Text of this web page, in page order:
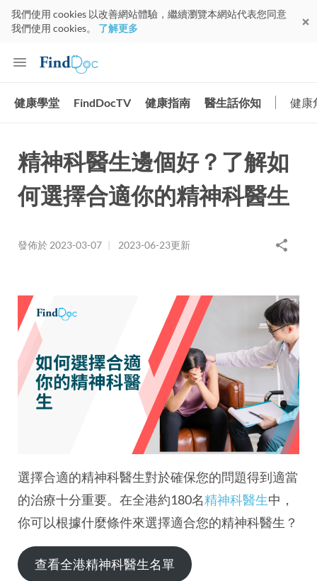
我們使用 cookies 以改善網站體驗，繼續瀏覽本網站代表您同意
我們使用 cookies。 了解更多
健康學堂 FindDocTV 健康指南 醫生話你知 健康
精神科醫生邊個好？了解如
何選擇合適你的精神科醫生
發佈於 2023-03-07 | 2023-06-23更新
選擇合適的精神科醫生對於確保您的問題得到適當
的治療十分重要。在全港約180名精神科醫生中，
你可以根據什麼條件來選擇適合您的精神科醫生？
查看全港精神科醫生名單